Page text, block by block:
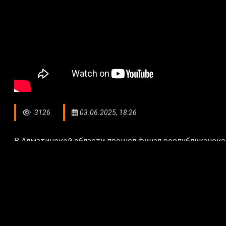
3126 03.06.2025, 18:26
В Алматинской области прошёл финал